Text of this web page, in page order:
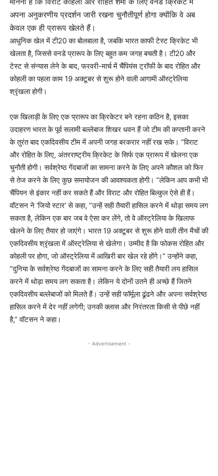
अपना अनुकरणीय प्रदर्शन जारी रखना चुनौतीपूर्ण होगा क्योंकि वे अब
केवल एक ही प्रारूप खेलते हैं।
आधुनिक खेल में टी20 का बोलबाला है, जबकि भारत काफी टेस्ट क्रिकेट भी
खेलता है, जिससे वनडे प्रारूप के लिए बहुत कम जगह बचती है। टी20 और
टेस्ट से संन्यास लेने के बाद, फरवरी-मार्च में चैंपियंस ट्रॉफी के बाद रोहित और
कोहली का पहला काम 19 अक्टूबर से शुरू होने वाली आगामी ऑस्ट्रेलिया
श्रृंखला होगी।
एक खिलाड़ी के लिए एक प्रारूप का क्रिकेटर बने रहना कठिन है, इसका
उदाहरण भारत के पूर्व सलामी बल्लेबाज शिखर धवन हैं जो टीम की कप्तानी करने
के तुरंत बाद एकदिवसीय टीम में अपनी जगह बरकरार नहीं रख सके। “विराट
और रोहित के लिए, अंतरराष्ट्रीय क्रिकेट के सिर्फ एक प्रारूप में खेलना एक
चुनौती होगी। सर्वश्रेष्ठ गेंदबाजों का सामना करने के लिए अपने कौशल को फिर
से तेज करने के लिए कुछ समायोजन की आवश्यकता होगी। “लेकिन आप कभी भी
चैंपियन से इंकार नहीं कर सकते हैं और विराट और रोहित बिल्कुल ऐसे ही हैं।
वॉटसन ने ‘जियो स्टार’ से कहा, ”उन्हें सही तैयारी हासिल करने में थोड़ा समय लग
सकता है, लेकिन एक बार जब वे ऐसा कर लेंगे, तो वे ऑस्ट्रेलिया के खिलाफ
खेलने के लिए तैयार हो जाएंगे। भारत 19 अक्टूबर से शुरू होने वाली तीन मैचों की
एकदिवसीय श्रृंखला में ऑस्ट्रेलिया से खेलेगा। उम्मीद है कि फोकस रोहित और
कोहली पर होगा, जो ऑस्ट्रेलिया में आखिरी बार खेल रहे होंगे।” उन्होंने कहा,
”दुनिया के सर्वश्रेष्ठ गेंदबाजों का सामना करने के लिए सही तैयारी लय हासिल
करने में थोड़ा समय लग सकता है। लेकिन ये दोनों उतने ही अच्छे हैं जितने
एकदिवसीय बल्लेबाजों को मिलते हैं। उन्हें सही फॉर्मूला ढूंढने और अपना सर्वश्रेष्ठ
हासिल करने में देर नहीं लगेगी; उनकी क्लास और निरंतरता किसी से पीछे नहीं
है,” वॉटसन ने कहा।
- Advertisement -